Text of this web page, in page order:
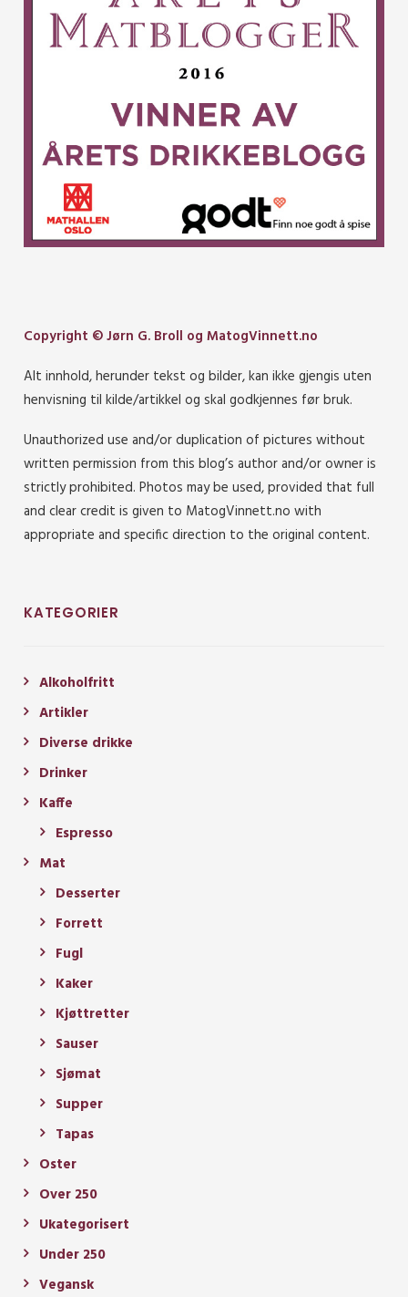
Copyright © Jørn G. Broll og MatogVinnett.no
Alt innhold, herunder tekst og bilder, kan ikke gjengis uten
henvisning til kilde/artikkel og skal godkjennes før bruk.
Unauthorized use and/or duplication of pictures without
written permission from this blog’s author and/or owner is
strictly prohibited. Photos may be used, provided that full
and clear credit is given to MatogVinnett.no with
appropriate and specific direction to the original content.
KATEGORIER
Alkoholfritt
Artikler
Diverse drikke
Drinker
Kaffe
Espresso
Mat
Desserter
Forrett
Fugl
Kaker
Kjøttretter
Sauser
Sjømat
Supper
Tapas
Oster
Over 250
Ukategorisert
Under 250
Vegansk